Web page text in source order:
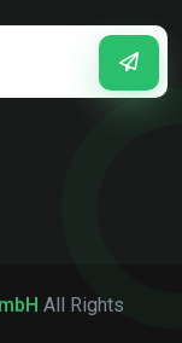
All Rights